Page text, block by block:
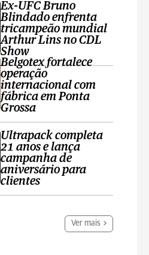
Ex-UFC Bruno
Blindado enfrenta
tricampeão mundial
Arthur Lins no CDL
Show
Belgotex fortalece
operação
internacional com
fábrica em Ponta
Grossa
Ultrapack completa
21 anos e lança
campanha de
aniversário para
clientes
Ver mais